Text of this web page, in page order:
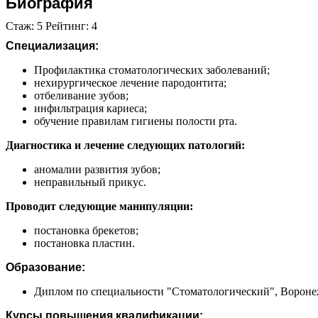
Стаж: 5 Рейтинг: 4
Специализация:
Профилактика стоматологических заболеваний;
нехирургическое лечение пародонтита;
отбеливание зубов;
инфильтрация кариеса;
обучение правилам гигиены полости рта.
Диагностика и лечение следующих патологий:
аномалии развития зубов;
неправильный прикус.
Проводит следующие манипуляции:
постановка брекетов;
постановка пластин.
Образование:
Диплом по специальности "Стоматологический",
Курсы повышения квалификации: